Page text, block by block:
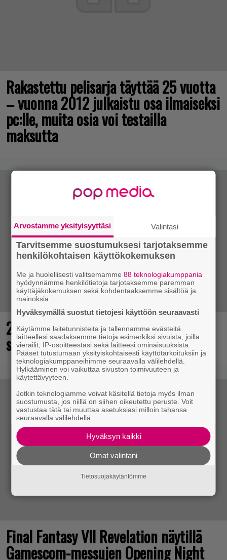
Rakastettu pelisarja täyttää 25 vuotta
– vuonna 2012 julkaistu osa ilmaiseksi
pc:lle, muita osia voi testailla
maksutta
25 kaikkien aikojen parasta
supersankaripeliä listattu
Final Fantasy VII Revelation näytillä
Gamescom-messujen Opening Night
Arvostamme yksityisyyttäsi Valintasi
Tarvitsemme suostumuksesi tarjotaksemme
henkilökohtaisen käyttökokemuksen
Me ja huolellisesti valitsemamme88 teknologiakumppania
hyödynnämme henkilötietoja tarjotaksemme paremman
käyttäjäkokemuksen sekä kohdentaaksemme sisältöä ja
mainoksia.
Hyväksymällä suostut tietojesi käyttöön seuraavasti
Käytämme laitetunnisteita ja tallennamme evästeitä
laitteellesi saadaksemme tietoja esimerkiksi sivuista, joilla
vierailit, IP-osoitteestasi sekä laitteesi ominaisuuksista.
Pääset tutustumaan yksityiskohtaisesti käyttötarkoituksiin ja
teknologiakumppaneihimme seuraavalla välilehdellä.
Hylkääminen voi vaikuttaa sivuston toimivuuteen ja
käytettävyyteen.
Jotkin teknologiamme voivat käsitellä tietoja myös ilman
suostumusta, jos niillä on siihen oikeutettu peruste. Voit
vastustaa tätä tai muuttaa asetuksiasi milloin tahansa
seuraavalla välilehdellä.
Hyväksyn kaikki
Omat valintani
Tietosuojakäytäntömme